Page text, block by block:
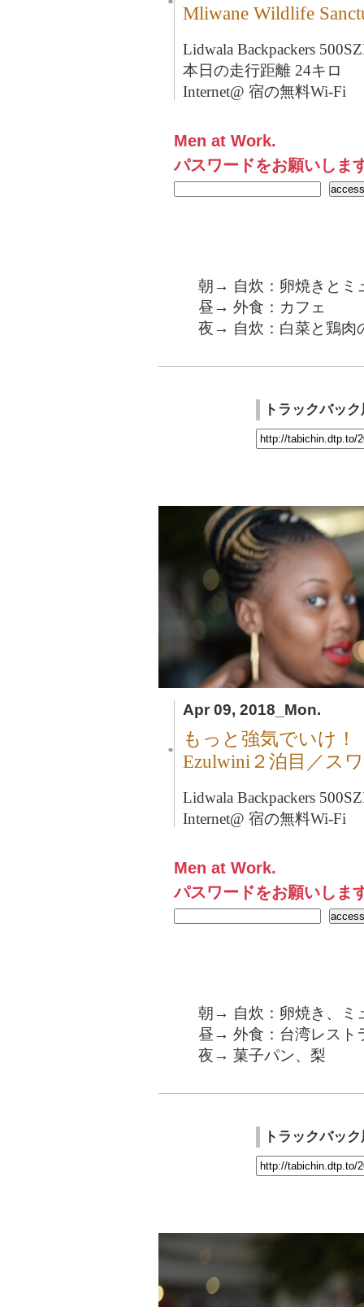
Mliwane Wildlife
Lidwala Backpackers
本日の走行距離 24キロ
Internet@ 宿の無料Wi-Fi
Men at Work.
パスワードをお願いしま
朝→ 自炊：卵焼きとミ
昼→ 外食：カフェ
夜→ 自炊：白菜と鶏肉
トラックバッ
Apr 09, 2018_Mon.
■
もっと強気でいけ！
Ezulwini２泊目／ス
Lidwala Backpackers
Internet@ 宿の無料Wi-Fi
Men at Work.
パスワードをお願いしま
朝→ 自炊：卵焼き、ミ
昼→ 外食：台湾レスト
夜→ 菓子パン、梨
トラックバッ